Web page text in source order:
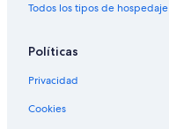
Todos los tipos de hospedaje
Políticas
Privacidad
Cookies